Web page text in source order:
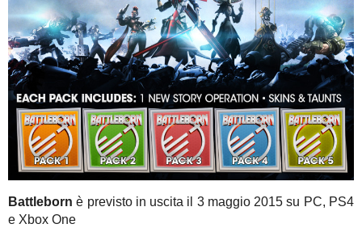
Battleborn è previsto in uscita il 3 maggio 2015 su PC, PS4
e Xbox One